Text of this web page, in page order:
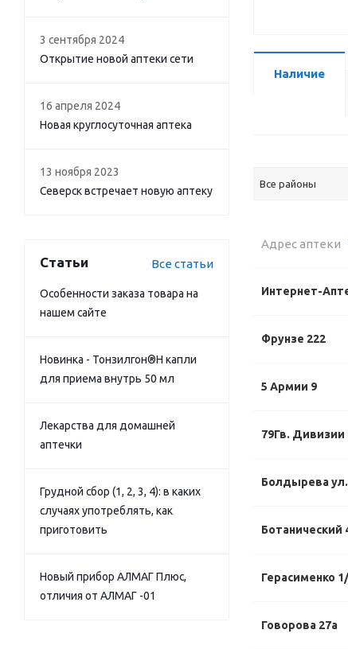
Наличие
Все районы
Адрес аптеки
Интернет-
Фрунзе 222
5 Армии 9
79Гв. Дивизии
Болдырева
Ботанический
Герасименко
Говорова 27а
3 сентября 2024
Открытие новой аптеки сети
16 апреля 2024
Новая круглосуточная аптека
13 ноября 2023
Северск встречает новую аптеку
Статьи Все статьи
Особенности заказа товара на
нашем сайте
Новинка - Тонзилгон®Н капли
для приема внутрь 50 мл
Лекарства для домашней
аптечки
Грудной сбор (1, 2, 3, 4): в каких
случаях употреблять, как
приготовить
Новый прибор АЛМАГ Плюс,
отличия от АЛМАГ -01